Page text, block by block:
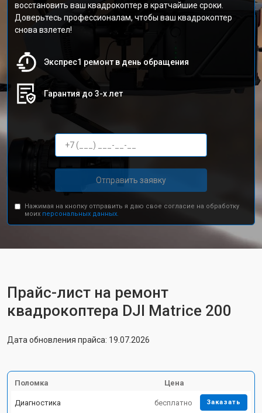
восстановить ваш квадрокоптер в кратчайшие сроки.
Доверьтесь профессионалам, чтобы ваш квадрокоптер
снова взлетел!
Экспрес1 ремонт в день обращения
Гарантия до 3-х лет
Отправить заявку
Нажимая на кнопку отправить я даю свое согласие на обработку
моих персональных данных.
Прайс-лист на ремонт
квадрокоптера DJI Matrice 200
Дата обновления прайса: 19.07.2026
Поломка Цена
Диагностика бесплатно Заказать